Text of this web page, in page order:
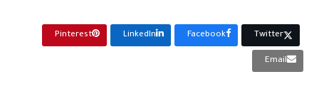
Twitter
Facebook
LinkedIn
Pinterest
Email